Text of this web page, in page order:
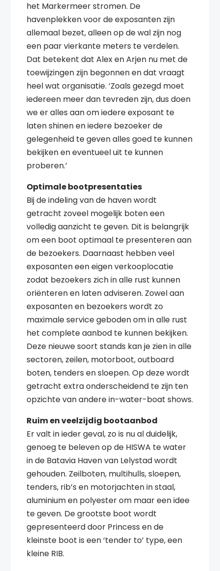
het Markermeer stromen. De
havenplekken voor de exposanten zijn
allemaal bezet, alleen op de wal zijn nog
een paar vierkante meters te verdelen.
Dat betekent dat Alex en Arjen nu met de
toewijzingen zijn begonnen en dat vraagt
heel wat organisatie. ‘Zoals gezegd moet
iedereen meer dan tevreden zijn, dus doen
we er alles aan om iedere exposant te
laten shinen en iedere bezoeker de
gelegenheid te geven alles goed te kunnen
bekijken en eventueel uit te kunnen
proberen.’
Optimale bootpresentaties
Bij de indeling van de haven wordt
getracht zoveel mogelijk boten een
volledig aanzicht te geven. Dit is belangrijk
om een boot optimaal te presenteren aan
de bezoekers. Daarnaast hebben veel
exposanten een eigen verkooplocatie
zodat bezoekers zich in alle rust kunnen
oriënteren en laten adviseren. Zowel aan
exposanten en bezoekers wordt zo
maximale service geboden om in alle rust
het complete aanbod te kunnen bekijken.
Deze nieuwe soort stands kan je zien in alle
sectoren, zeilen, motorboot, outboard
boten, tenders en sloepen. Op deze wordt
getracht extra onderscheidend te zijn ten
opzichte van andere in-water-boat shows.
Ruim en veelzijdig bootaanbod
Er valt in ieder geval, zo is nu al duidelijk,
genoeg te beleven op de HISWA te water
in de Batavia Haven van Lelystad wordt
gehouden. Zeilboten, multihulls, sloepen,
tenders, rib’s en motorjachten in staal,
aluminium en polyester om maar een idee
te geven. De grootste boot wordt
gepresenteerd door Princess en de
kleinste boot is een ‘tender to’ type, een
kleine RIB.